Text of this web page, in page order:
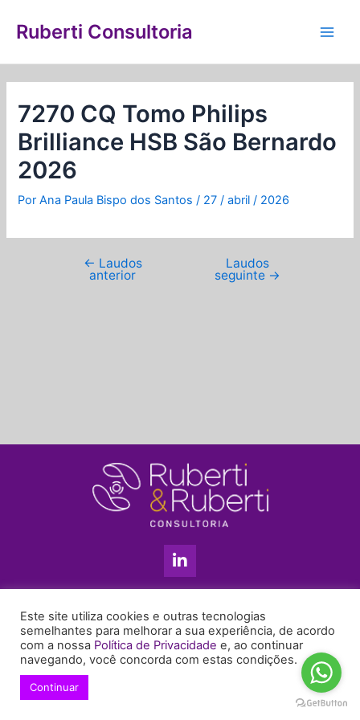
para
conteúdo
Ruberti Consultoria
7270 CQ Tomo Philips
Brilliance HSB São Bernardo
2026
PorAna Paula Bispo dos Santos/ 27 / abril / 2026
de
← Laudos
anterior
Laudos
seguinte →
L
i
n
e
d
i
n
+55 11 99655-6439
enyruberti@ruberticonsultoria.com.br
Este site utiliza cookies e outras tecnologias
semelhantes para melhorar a sua experiência, de acordo
com a nossa Política de Privacidade e, ao continuar
navegando, você concorda com estas condições.
Continuar